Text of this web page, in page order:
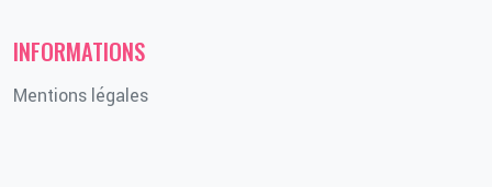
INFORMATIONS
Mentions légales